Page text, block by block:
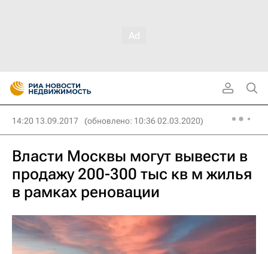
14:20 13.09.2017 (обновлено: 10:36 02.03.2020)
Власти Москвы могут вывести в
продажу 200-300 тыс кв м жилья
в рамках реновации